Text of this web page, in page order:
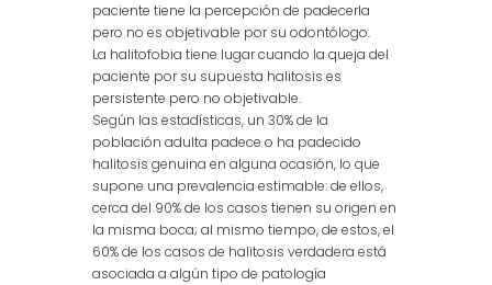
paciente tiene la percepción de padecerla
pero no es objetivable por su odontólogo.
La halitofobia tiene lugar cuando la queja del
paciente por su supuesta halitosis es
persistente pero no objetivable.
Según las estadísticas, un 30% de la
población adulta padece o ha padecido
halitosis genuina en alguna ocasión, lo que
supone una prevalencia estimable: de ellos,
cerca del 90% de los casos tienen su origen en
la misma boca; al mismo tiempo, de estos, el
60% de los casos de halitosis verdadera está
asociada a algún tipo de patología